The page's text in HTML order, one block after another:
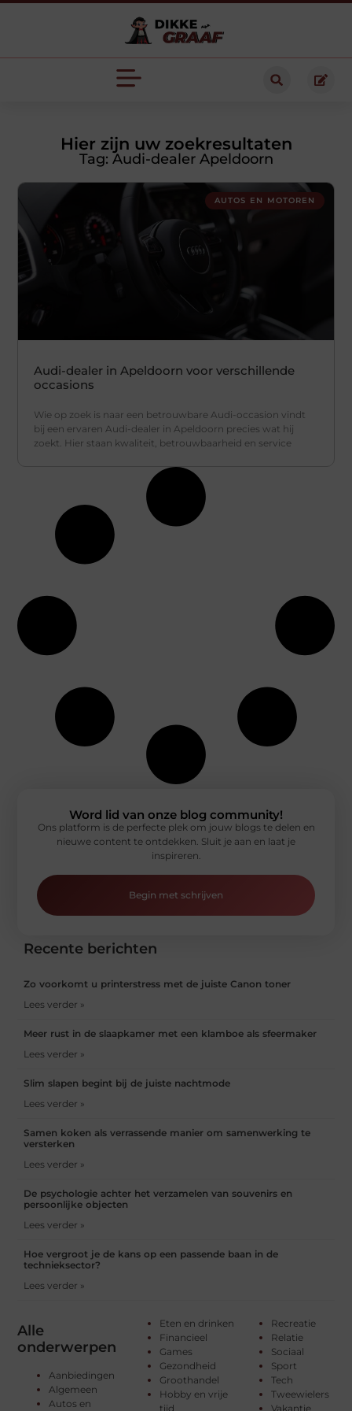
Hier zijn uw zoekresultaten
Tag: Audi-dealer Apeldoorn
AUTOS EN MOTOREN
Audi-dealer in Apeldoorn voor verschillende
occasions
Wie op zoek is naar een betrouwbare Audi-occasion vindt
bij een ervaren Audi-dealer in Apeldoorn precies wat hij
zoekt. Hier staan kwaliteit, betrouwbaarheid en service
Alle
onderwerpen
Aanbiedingen
Algemeen
Autos en
Eten en drinken
Financieel
Games
Gezondheid
Groothandel
Hobby en vrije
tijd
Recreatie
Relatie
Sociaal
Sport
Tech
Tweewielers
Vakantie
Recente berichten
Zo voorkomt u printerstress met de juiste Canon toner
Lees verder »
Meer rust in de slaapkamer met een klamboe als sfeermaker
Lees verder »
Slim slapen begint bij de juiste nachtmode
Lees verder »
Samen koken als verrassende manier om samenwerking te
versterken
Lees verder »
De psychologie achter het verzamelen van souvenirs en
persoonlijke objecten
Lees verder »
Hoe vergroot je de kans op een passende baan in de
technieksector?
Lees verder »
Word lid van onze blog community!
Ons platform is de perfecte plek om jouw blogs te delen en
nieuwe content te ontdekken. Sluit je aan en laat je
inspireren.
Begin met schrijven